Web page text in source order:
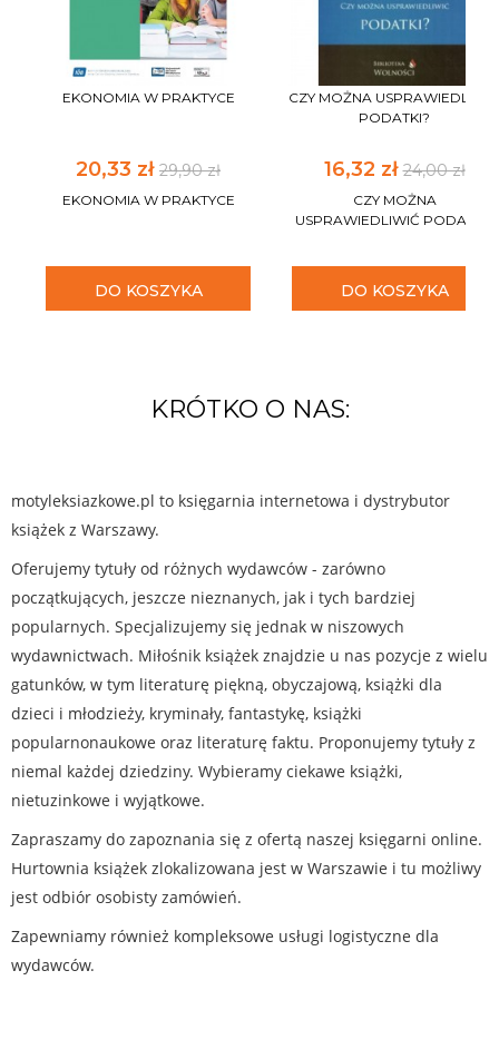
EKONOMIA W PRAKTYCE
20,33 zł 29,90 zł
EKONOMIA W PRAKTYCE
DO KOSZYKA
CZY MOŻNA USPRAWIEDLIWIĆ
PODATKI?
16,32 zł24,00 zł
CZY MOŻNA
USPRAWIEDLIWIĆ PODATKI?
DO KOSZYKA
KRÓTKO O NAS:
motyleksiazkowe.pl to księgarnia internetowa i dystrybutor
książek z Warszawy.
Oferujemy tytuły od różnych wydawców - zarówno
początkujących, jeszcze nieznanych, jak i tych bardziej
popularnych. Specjalizujemy się jednak w niszowych
wydawnictwach. Miłośnik książek znajdzie u nas pozycje z wielu
gatunków, w tym literaturę piękną, obyczajową, książki dla
dzieci i młodzieży, kryminały, fantastykę, książki
popularnonaukowe oraz literaturę faktu. Proponujemy tytuły z
niemal każdej dziedziny. Wybieramy ciekawe książki,
nietuzinkowe i wyjątkowe.
Zapraszamy do zapoznania się z ofertą naszej księgarni online.
Hurtownia książek zlokalizowana jest w Warszawie i tu możliwy
jest odbiór osobisty zamówień.
Zapewniamy również kompleksowe usługi logistyczne dla
wydawców.